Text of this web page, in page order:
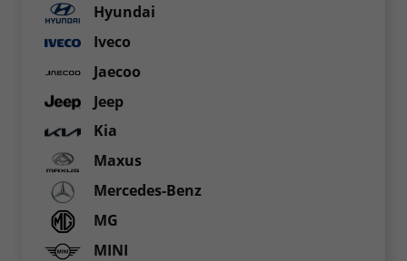
Hyundai
Iveco
Jaecoo
Jeep
Kia
Maxus
Mercedes-Benz
MG
MINI